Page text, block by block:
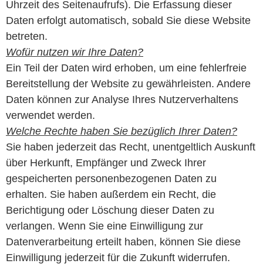
Uhrzeit des Seitenaufrufs). Die Erfassung dieser
Daten erfolgt automatisch, sobald Sie diese Website
betreten.
Wofür nutzen wir Ihre Daten?
Ein Teil der Daten wird erhoben, um eine fehlerfreie
Bereitstellung der Website zu gewährleisten. Andere
Daten können zur Analyse Ihres Nutzerverhaltens
verwendet werden.
Welche Rechte haben Sie bezüglich Ihrer Daten?
Sie haben jederzeit das Recht, unentgeltlich Auskunft
über Herkunft, Empfänger und Zweck Ihrer
gespeicherten personenbezogenen Daten zu
erhalten. Sie haben außerdem ein Recht, die
Berichtigung oder Löschung dieser Daten zu
verlangen. Wenn Sie eine Einwilligung zur
Datenverarbeitung erteilt haben, können Sie diese
Einwilligung jederzeit für die Zukunft widerrufen.